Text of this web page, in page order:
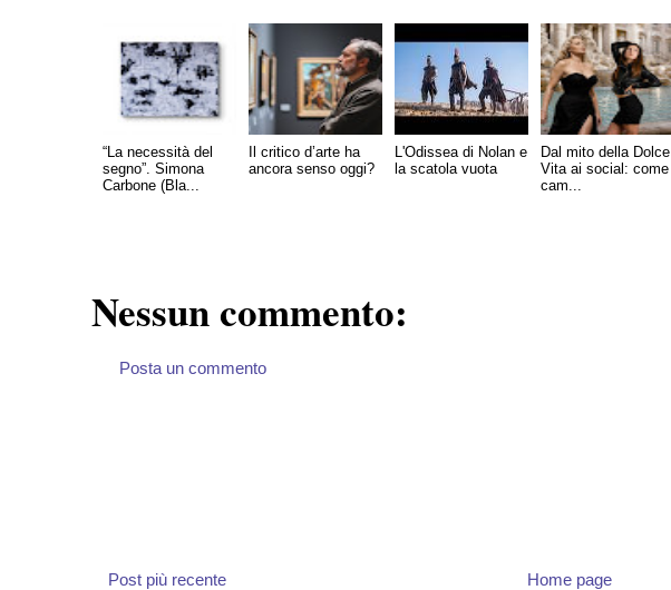
“La necessità del
segno”. Simona
Carbone (Bla...
Il critico d’arte ha
ancora senso oggi?
L'Odissea di Nolan e
la scatola vuota
Dal mito della Dolce
Vita ai social: come
cam...
Nessun commento:
Posta un commento
Post più recente Home page